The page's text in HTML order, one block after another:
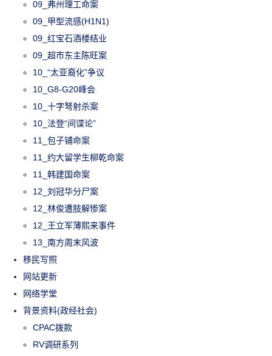
09_弗州理工命案
09_甲型流感(H1N1)
09_红宝石酒楼结业
09_超市东主陈旺案
10_“太亚裔化”争议
10_G8-G20峰会
10_十字弩射杀案
10_法登“间谍论”
11_包子铺命案
11_约大留学生柳乾命案
11_韩建国命案
12_刘冠华分尸案
12_林俊遭肢解惨案
12_王立军薄熙来事件
13_南方周末风波
移民写照
网站更新
网络学堂
背景资料(政经社会)
CPAC拨款
RV调研系列